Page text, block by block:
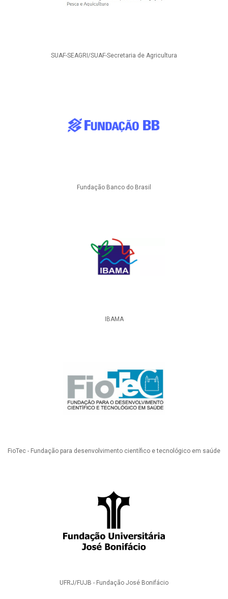
SUAF-SEAGRI/SUAF-Secretaria de Agricultura
Fundação Banco do Brasil
IBAMA
FioTec - Fundação para desenvolvimento científico e tecnológico em saúde
UFRJ/FUJB - Fundação José Bonifácio